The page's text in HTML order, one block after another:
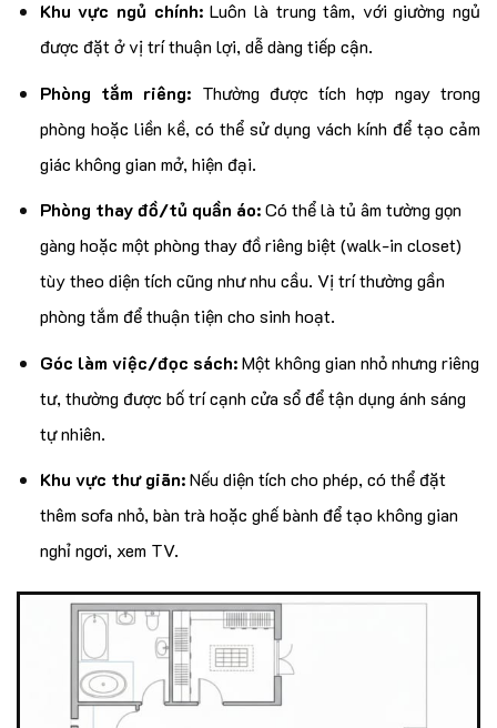
Khu vực ngủ chính:Luôn là trung tâm, với giường ngủ
được đặt ở vị trí thuận lợi, dễ dàng tiếp cận.
Phòng tắm riêng: Thường được tích hợp ngay trong
phòng hoặc liền kề, có thể sử dụng vách kính để tạo cảm
giác không gian mở, hiện đại.
Phòng thay đồ/tủ quần áo:Có thể là tủ âm tường gọn
gàng hoặc một phòng thay đồ riêng biệt (walk-in closet)
tùy theo diện tích cũng như nhu cầu. Vị trí thường gần
phòng tắm để thuận tiện cho sinh hoạt.
Góc làm việc/đọc sách:Một không gian nhỏ nhưng riêng
tư, thường được bố trí cạnh cửa sổ để tận dụng ánh sáng
tự nhiên.
Khu vực thư giãn:Nếu diện tích cho phép, có thể đặt
thêm sofa nhỏ, bàn trà hoặc ghế bành để tạo không gian
nghỉ ngơi, xem TV.